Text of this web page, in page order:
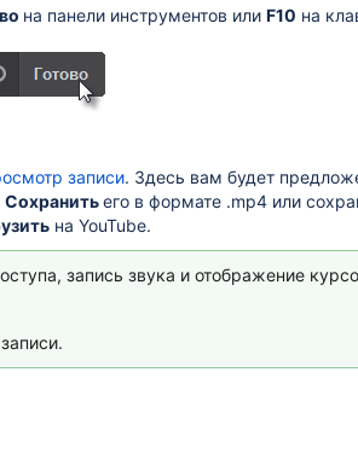
на панели инструментов или F10 на
записи. Здесь вам будет
Сохранитьего в формате .mp4 или
на YouTube.
запись звука и отображение